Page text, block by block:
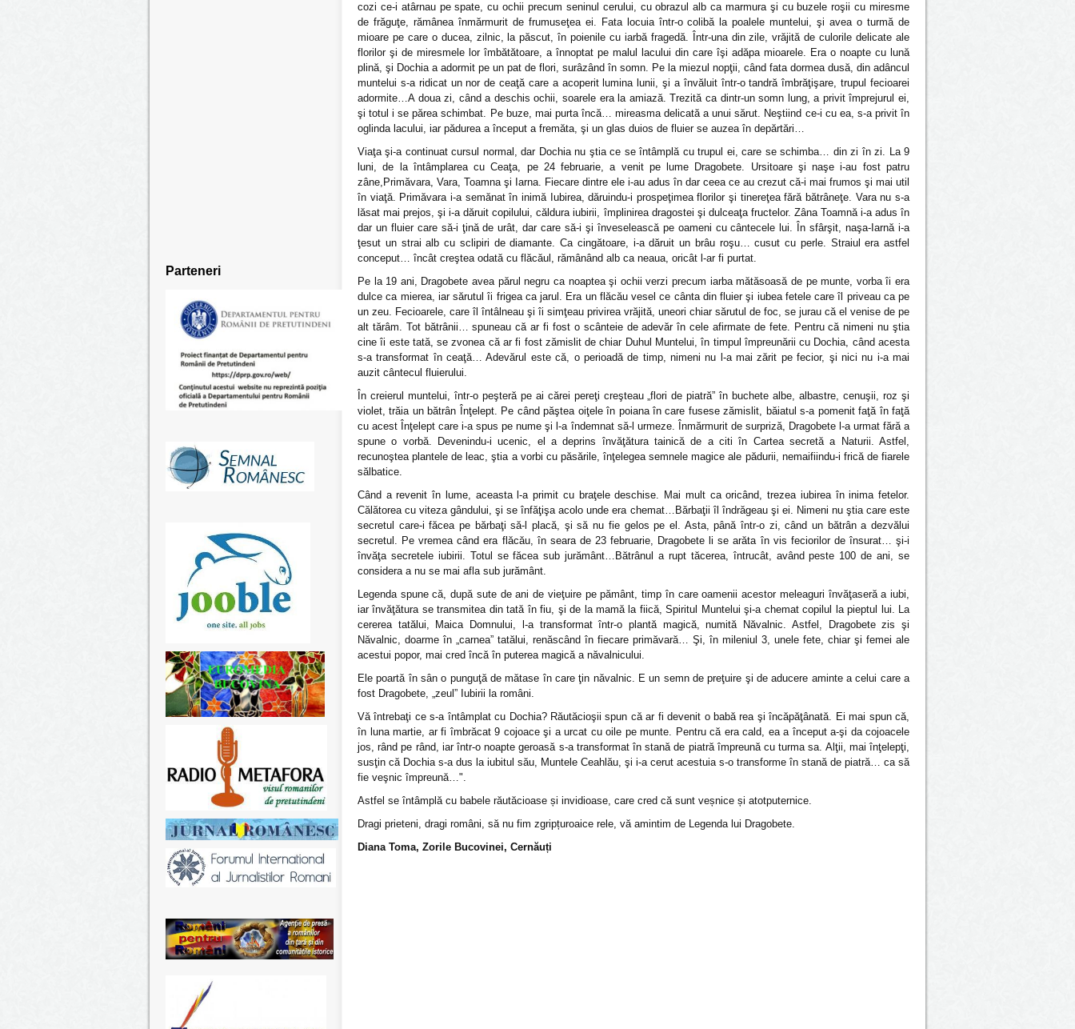
Parteneri
cozi ce-i atârnau pe spate, cu ochii precum seninul cerului, cu obrazul alb ca marmura şi cu buzele roşii cu miresme
de frăguţe, rămânea înmărmurit de frumuseţea ei. Fata locuia într-o colibă la poalele muntelui, şi avea o turmă de
mioare pe care o ducea, zilnic, la păscut, în poienile cu iarbă fragedă. Într-una din zile, vrăjită de culorile delicate ale
florilor şi de miresmele lor îmbătătoare, a înnoptat pe malul lacului din care îşi adăpa mioarele. Era o noapte cu lună
plină, şi Dochia a adormit pe un pat de flori, surâzând în somn. Pe la miezul nopţii, când fata dormea dusă, din adâncul
muntelui s-a ridicat un nor de ceaţă care a acoperit lumina lunii, şi a învăluit într-o tandră îmbrăţişare, trupul fecioarei
adormite…A doua zi, când a deschis ochii, soarele era la amiază. Trezită ca dintr-un somn lung, a privit împrejurul ei,
şi totul i se părea schimbat. Pe buze, mai purta încă… mireasma delicată a unui sărut. Neştiind ce-i cu ea, s-a privit în
oglinda lacului, iar pădurea a început a fremăta, şi un glas duios de fluier se auzea în depărtări…
Viaţa şi-a continuat cursul normal, dar Dochia nu ştia ce se întâmplă cu trupul ei, care se schimba… din zi în zi. La 9
luni, de la întâmplarea cu Ceaţa, pe 24 februarie, a venit pe lume Dragobete. Ursitoare şi naşe i-au fost patru
zâne,Primăvara, Vara, Toamna şi Iarna. Fiecare dintre ele i-au adus în dar ceea ce au crezut că-i mai frumos şi mai util
în viaţă. Primăvara i-a semănat în inimă Iubirea, dăruindu-i prospeţimea florilor şi tinereţea fără bătrâneţe. Vara nu s-a
lăsat mai prejos, şi i-a dăruit copilului, căldura iubirii, împlinirea dragostei şi dulceaţa fructelor. Zâna Toamnă i-a adus în
dar un fluier care să-i ţină de urât, dar care să-i şi înveselească pe oameni cu cântecele lui. În sfârşit, naşa-Iarnă i-a
ţesut un strai alb cu sclipiri de diamante. Ca cingătoare, i-a dăruit un brâu roşu… cusut cu perle. Straiul era astfel
conceput… încât creştea odată cu flăcăul, rămânând alb ca neaua, oricât l-ar fi purtat.
Pe la 19 ani, Dragobete avea părul negru ca noaptea şi ochii verzi precum iarba mătăsoasă de pe munte, vorba îi era
dulce ca mierea, iar sărutul îi frigea ca jarul. Era un flăcău vesel ce cânta din fluier şi iubea fetele care îl priveau ca pe
un zeu. Fecioarele, care îl întâlneau şi îi simţeau privirea vrăjită, uneori chiar sărutul de foc, se jurau că el venise de pe
alt tărâm. Tot bătrânii… spuneau că ar fi fost o scânteie de adevăr în cele afirmate de fete. Pentru că nimeni nu ştia
cine îi este tată, se zvonea că ar fi fost zămislit de chiar Duhul Muntelui, în timpul împreunării cu Dochia, când acesta
s-a transformat în ceaţă… Adevărul este că, o perioadă de timp, nimeni nu l-a mai zărit pe fecior, şi nici nu i-a mai
auzit cântecul fluierului.
În creierul muntelui, într-o peşteră pe ai cărei pereţi creşteau „flori de piatră” în buchete albe, albastre, cenuşii, roz şi
violet, trăia un bătrân Înţelept. Pe când păştea oiţele în poiana în care fusese zămislit, băiatul s-a pomenit faţă în faţă
cu acest Înţelept care i-a spus pe nume şi l-a îndemnat să-l urmeze. Înmărmurit de surpriză, Dragobete l-a urmat fără a
spune o vorbă. Devenindu-i ucenic, el a deprins învăţătura tainică de a citi în Cartea secretă a Naturii. Astfel,
recunoştea plantele de leac, ştia a vorbi cu păsările, înţelegea semnele magice ale pădurii, nemaifiindu-i frică de fiarele
sălbatice.
Când a revenit în lume, aceasta l-a primit cu braţele deschise. Mai mult ca oricând, trezea iubirea în inima fetelor.
Călătorea cu viteza gândului, şi se înfăţişa acolo unde era chemat…Bărbaţii îl îndrăgeau şi ei. Nimeni nu ştia care este
secretul care-i făcea pe bărbaţi să-l placă, şi să nu fie gelos pe el. Asta, până într-o zi, când un bătrân a dezvălui
secretul. Pe vremea când era flăcău, în seara de 23 februarie, Dragobete li se arăta în vis feciorilor de însurat… şi-i
învăţa secretele iubirii. Totul se făcea sub jurământ…Bătrânul a rupt tăcerea, întrucât, având peste 100 de ani, se
considera a nu se mai afla sub jurământ.
Legenda spune că, după sute de ani de vieţuire pe pământ, timp în care oamenii acestor meleaguri învăţaseră a iubi,
iar învăţătura se transmitea din tată în fiu, şi de la mamă la fiică, Spiritul Muntelui şi-a chemat copilul la pieptul lui. La
cererea tatălui, Maica Domnului, l-a transformat într-o plantă magică, numită Năvalnic. Astfel, Dragobete zis şi
Năvalnic, doarme în „carnea” tatălui, renăscând în fiecare primăvară… Şi, în mileniul 3, unele fete, chiar şi femei ale
acestui popor, mai cred încă în puterea magică a năvalnicului.
Ele poartă în sân o punguţă de mătase în care ţin năvalnic. E un semn de preţuire şi de aducere aminte a celui care a
fost Dragobete, „zeul” Iubirii la români.
Vă întrebaţi ce s-a întâmplat cu Dochia? Răutăcioşii spun că ar fi devenit o babă rea şi încăpăţânată. Ei mai spun că,
în luna martie, ar fi îmbrăcat 9 cojoace şi a urcat cu oile pe munte. Pentru că era cald, ea a început a-şi da cojoacele
jos, rând pe rând, iar într-o noapte geroasă s-a transformat în stană de piatră împreună cu turma sa. Alţii, mai înţelepţi,
susţin că Dochia s-a dus la iubitul său, Muntele Ceahlău, şi i-a cerut acestuia s-o transforme în stană de piatră… ca să
fie veşnic împreună…".
Astfel se întâmplă cu babele răutăcioase și invidioase, care cred că sunt veșnice și atotputernice.
Dragi prieteni, dragi români, să nu fim zgripțuroaice rele, vă amintim de Legenda lui Dragobete.
Diana Toma, Zorile Bucovinei, Cernăuți